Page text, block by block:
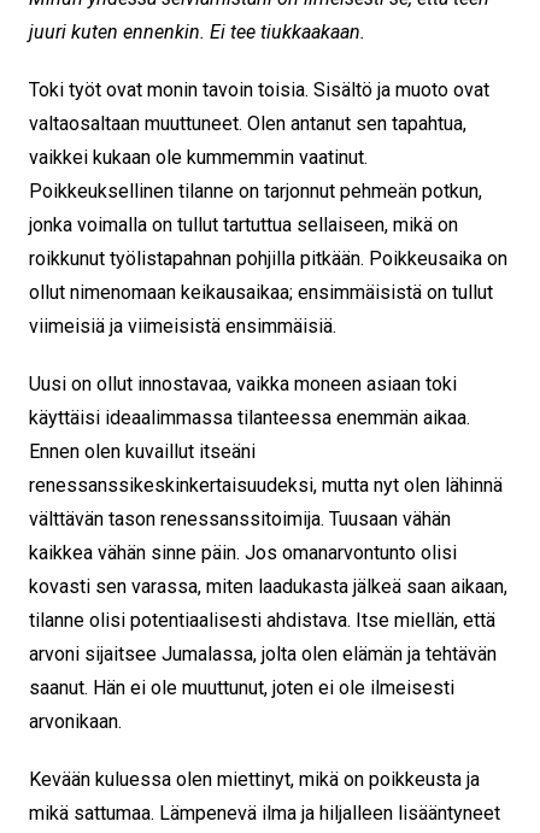
juuri kuten ennenkin. Ei tee tiukkaakaan.
Toki työt ovat monin tavoin toisia. Sisältö ja muoto ovat
valtaosaltaan muuttuneet. Olen antanut sen tapahtua,
vaikkei kukaan ole kummemmin vaatinut.
Poikkeuksellinen tilanne on tarjonnut pehmeän potkun,
jonka voimalla on tullut tartuttua sellaiseen, mikä on
roikkunut työlistapahnan pohjilla pitkään. Poikkeusaika on
ollut nimenomaan keikausaikaa; ensimmäisistä on tullut
viimeisiä ja viimeisistä ensimmäisiä.
Uusi on ollut innostavaa, vaikka moneen asiaan toki
käyttäisi ideaalimmassa tilanteessa enemmän aikaa.
Ennen olen kuvaillut itseäni
renessanssikeskinkertaisuudeksi, mutta nyt olen lähinnä
välttävän tason renessanssitoimija. Tuusaan vähän
kaikkea vähän sinne päin. Jos omanarvontunto olisi
kovasti sen varassa, miten laadukasta jälkeä saan aikaan,
tilanne olisi potentiaalisesti ahdistava. Itse miellän, että
arvoni sijaitsee Jumalassa, jolta olen elämän ja tehtävän
saanut. Hän ei ole muuttunut, joten ei ole ilmeisesti
arvonikaan.
Kevään kuluessa olen miettinyt, mikä on poikkeusta ja
mikä sattumaa. Lämpenevä ilma ja hiljalleen lisääntyneet